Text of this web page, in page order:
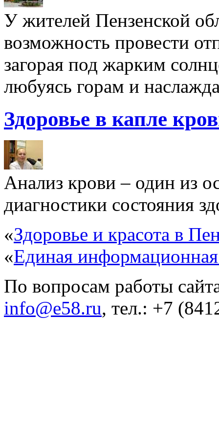
У жителей Пензенской
возможность провести
загорая под жарким
любуясь горам и
Здоровье в капле
Анализ крови – один из
диагностики состояния
«Здоровье и красота в
«Единая
По вопросам работы
info@e58.ru, тел.: +7